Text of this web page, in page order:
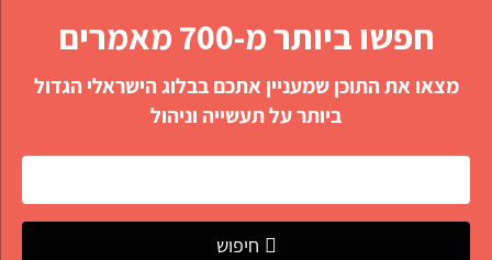
חפשו ביותר מ-700 מאמרים
מצאו את התוכן שמעניין אתכם בבלוג הישראלי הגדול
ביותר על תעשייה וניהול
חיפוש